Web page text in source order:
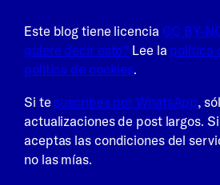
Este blog tiene licencia CC BY-
quiere decir esto? Lee la política
política de cookies.
Si te suscribes por WhatsApp,
actualizaciones de post largos.
aceptas las condiciones del
no las mías.